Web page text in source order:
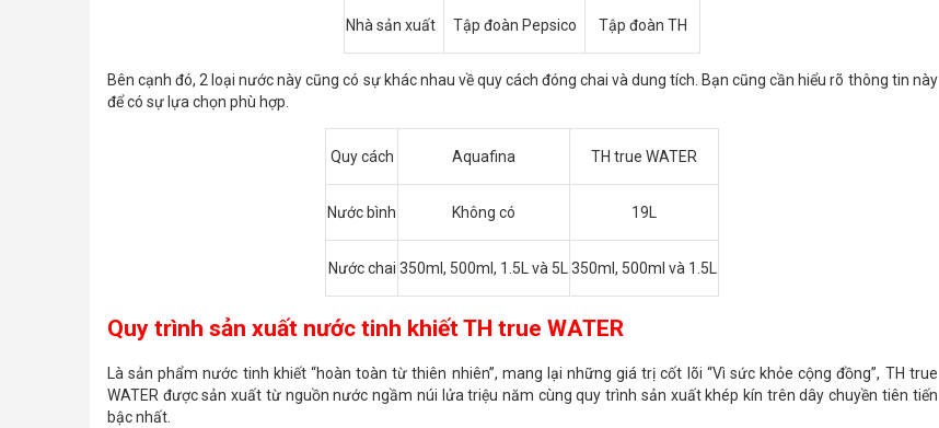
Nhà sản xuất Tập đoàn Pepsico Tập đoàn TH
Bên cạnh đó, 2 loại nước này cũng có sự khác nhau về quy cách đóng chai và dung tích. Bạn cũng cần hiểu rõ thông tin này
để có sự lựa chọn phù hợp.
Quy cách Aquafina TH true WATER
Nước bình Không có 19L
Nước chai 350ml, 500ml, 1.5L và 5L 350ml, 500ml và 1.5L
Quy trình sản xuất nước tinh khiết TH true WATER
Là sản phẩm nước tinh khiết “hoàn toàn từ thiên nhiên”, mang lại những giá trị cốt lõi “Vì sức khỏe cộng đồng”, TH true
WATER được sản xuất từ nguồn nước ngầm núi lửa triệu năm cùng quy trình sản xuất khép kín trên dây chuyền tiên tiến
bậc nhất.